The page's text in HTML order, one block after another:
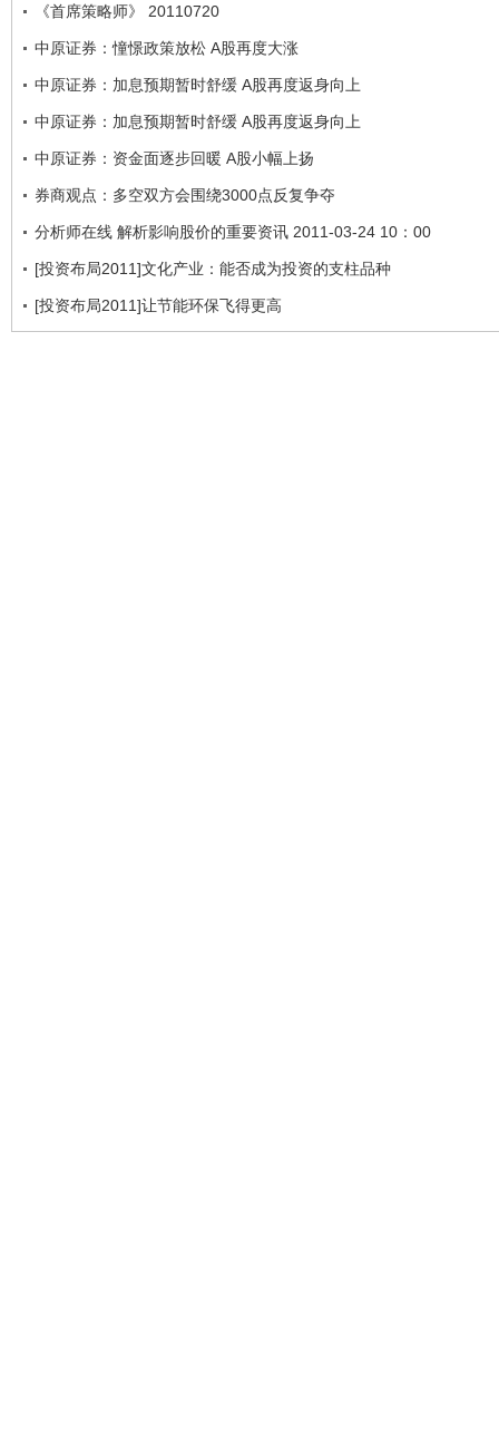
《首席策略师》 20110720
中原证券：憧憬政策放松 A股再度大涨
中原证券：加息预期暂时舒缓 A股再度返身向上
中原证券：加息预期暂时舒缓 A股再度返身向上
中原证券：资金面逐步回暖 A股小幅上扬
券商观点：多空双方会围绕3000点反复争夺
分析师在线 解析影响股价的重要资讯 2011-03-24 10：00
[投资布局2011]文化产业：能否成为投资的支柱品种
[投资布局2011]让节能环保飞得更高